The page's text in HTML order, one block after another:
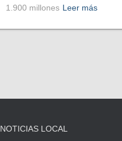
1.900 millones Leer más
NOTICIAS LOCAL